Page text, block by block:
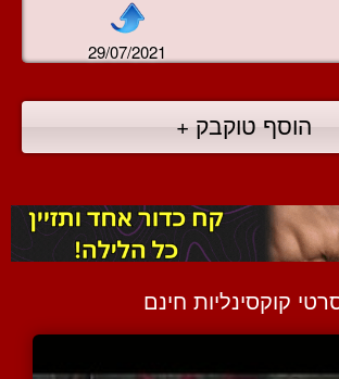
29/07/2021
הוסף טוקבק +
קוקסינליות חינם